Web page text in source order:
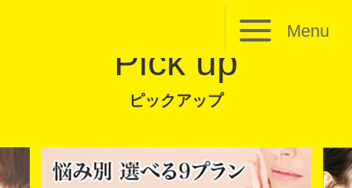
Menu
Pick up
ピックアップ